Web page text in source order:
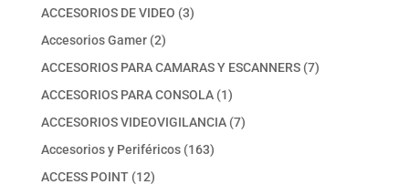
ACCESORIOS DE VIDEO 33
Accesorios Gamer 22
productos
ACCESORIOS PARA CAMARAS Y ESCANNERS 77
ACCESORIOS PARA CONSOLA 11
producto
ACCESORIOS VIDEOVIGILANCIA 77
Accesorios y Periféricos 163163
ACCESS POINT 1212